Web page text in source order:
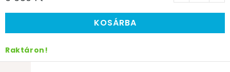
KOSÁRBA
Raktáron!